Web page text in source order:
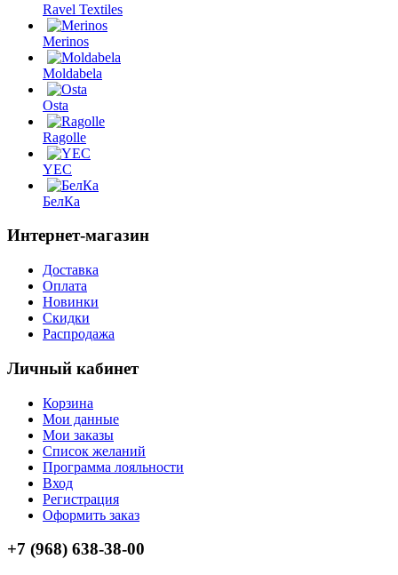
Ravel Textiles
Merinos
Moldabela
Osta
Ragolle
YEC
БелКа
Интернет-магазин
Доставка
Оплата
Новинки
Скидки
Распродажа
Личный кабинет
Корзина
Мои данные
Мои заказы
Список желаний
Программа лояльности
Вход
Регистрация
Оформить заказ
+7 (968) 638-38-00